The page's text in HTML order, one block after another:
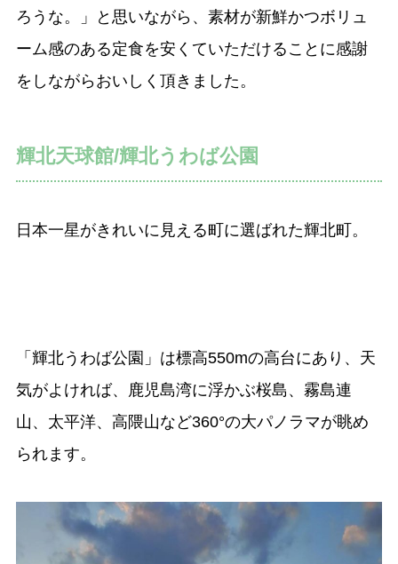
ろうな。」と思いながら、素材が新鮮かつボリュ
ーム感のある定食を安くていただけることに感謝
をしながらおいしく頂きました。
輝北天球館/輝北うわば公園
日本一星がきれいに見える町に選ばれた輝北町。
「輝北うわば公園」は標高550mの高台にあり、天
気がよければ、鹿児島湾に浮かぶ桜島、霧島連
山、太平洋、高隈山など360°の大パノラマが眺め
られます。